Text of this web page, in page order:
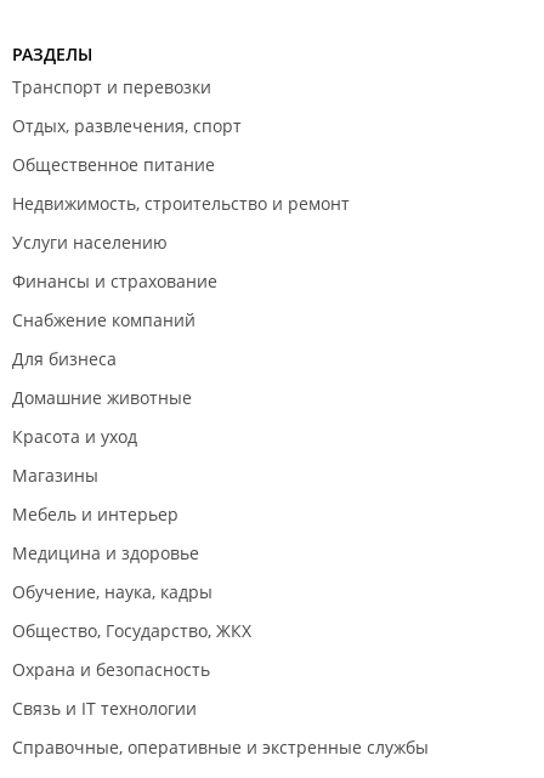
РАЗДЕЛЫ
Транспорт и перевозки
Отдых, развлечения, спорт
Общественное питание
Недвижимость, строительство и ремонт
Услуги населению
Финансы и страхование
Снабжение компаний
Для бизнеса
Домашние животные
Красота и уход
Магазины
Мебель и интерьер
Медицина и здоровье
Обучение, наука, кадры
Общество, Государство, ЖКХ
Охрана и безопасность
Связь и IT технологии
Справочные, оперативные и экстренные службы